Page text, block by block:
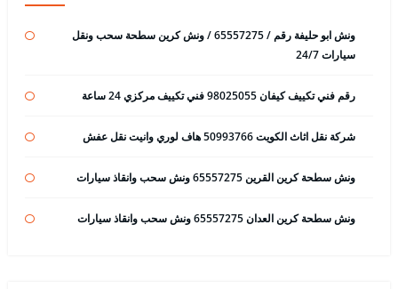
ونش ابو حليفة رقم / 65557275 / ونش كرين سطحة سحب ونقل
سيارات 24/7
رقم فني تكييف كيفان 98025055 فني تكييف مركزي 24 ساعة
شركة نقل اثاث الكويت 50993766 هاف لوري وانيت نقل عفش
ونش سطحة كرين القرين 65557275 ونش سحب وانقاذ سيارات
ونش سطحة كرين العدان 65557275 ونش سحب وانقاذ سيارات